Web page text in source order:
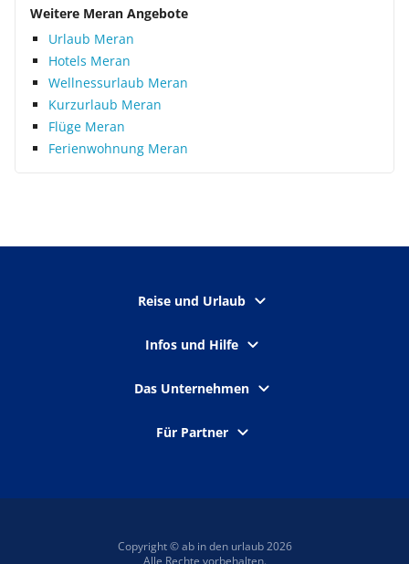
Weitere Meran Angebote
Urlaub Meran
Hotels Meran
Wellnessurlaub Meran
Kurzurlaub Meran
Flüge Meran
Ferienwohnung Meran
Reise und Urlaub
Infos und Hilfe
Das Unternehmen
Für Partner
Copyright © ab in den urlaub 2026
Alle Rechte vorbehalten.